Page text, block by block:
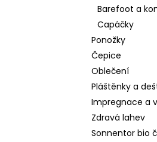
Barefoot a
Capáčky
Ponožky
Čepice
Oblečení
Pláštěnky a
Impregnace a
Zdravá lahev
Sonnentor bio